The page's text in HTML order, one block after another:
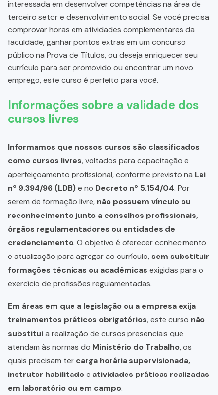
interessada em desenvolver competências na área de
terceiro setor e desenvolvimento social. Se você precisa
comprovar horas em atividades complementares da
faculdade, ganhar pontos extras em um concurso
público na Prova de Títulos, ou deseja enriquecer seu
currículo para ser promovido ou encontrar um novo
emprego, este curso é perfeito para você.
Informações sobre a validade dos
cursos livres
Informamos que nossos cursos são classificados
como cursos livres, voltados para capacitação e
aperfeiçoamento profissional, conforme previsto na Lei
nº 9.394/96 (LDB)e no Decreto nº 5.154/04. Por
serem de formação livre, não possuem vínculo ou
reconhecimento junto a conselhos profissionais,
órgãos regulamentadores ou entidades de
credenciamento. O objetivo é oferecer conhecimento
e atualização para agregar ao currículo, sem substituir
formações técnicas ou acadêmicas exigidas para o
exercício de profissões regulamentadas.
Em áreas em que a legislação ou a empresa exija
treinamentos práticos obrigatórios, este curso não
substituia realização de cursos presenciais que
atendam às normas do Ministério do Trabalho, os
quais precisam ter carga horária supervisionada,
instrutor habilitadoe atividades práticas realizadas
em laboratório ou em campo.